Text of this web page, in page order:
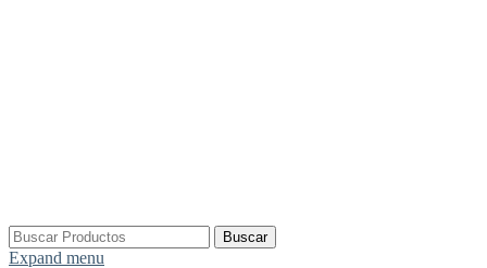
Buscar
por:
Buscar
Expand menu